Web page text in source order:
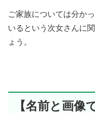
ご家族については分か
いるという次女さんに
ょう。
【名前と画像